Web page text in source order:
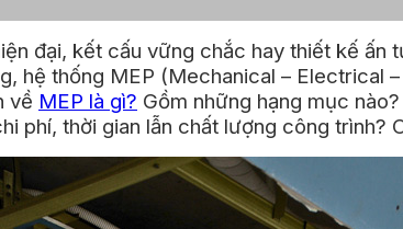
đại, kết cấu vững chắc hay thiết kế
hệ thống MEP (Mechanical – Electrical
về MEP là gì? Gồm những hạng mục
phí, thời gian lẫn chất lượng công trình?